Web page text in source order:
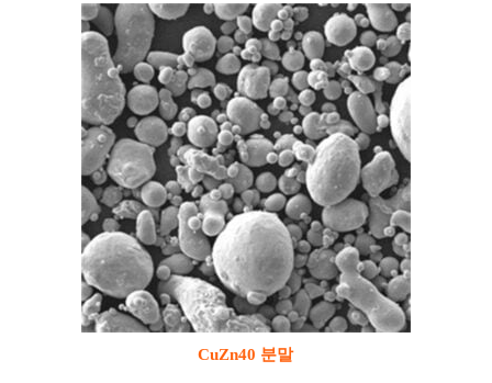
CuZn40 분말